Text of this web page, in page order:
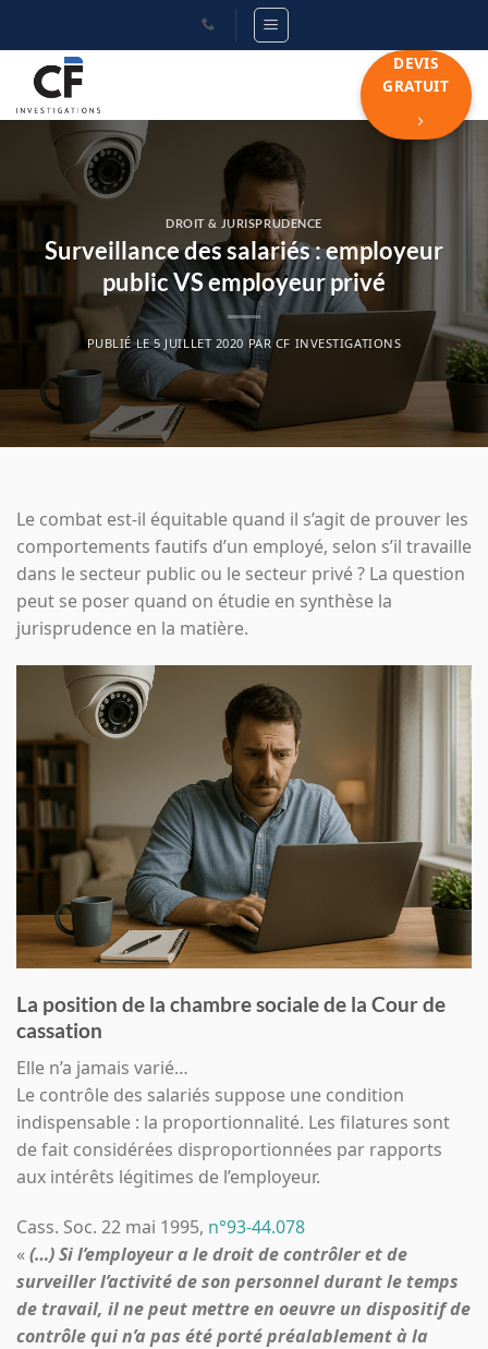
contenu
DEVIS
GRATUIT
DROIT & JURISPRUDENCE
Surveillance des salariés : employeur
public VS employeur privé
PUBLIÉ LE5 JUILLET 2020 PARCF INVESTIGATIONS
Le combat est-il équitable quand il s’agit de prouver les
comportements fautifs d’un employé, selon s’il travaille
dans le secteur public ou le secteur privé ? La question
peut se poser quand on étudie en synthèse la
jurisprudence en la matière.
La position de la chambre sociale de la Cour de
cassation
Elle n’a jamais varié…
Le contrôle des salariés suppose une condition
indispensable : la proportionnalité. Les filatures sont
de fait considérées disproportionnées par rapports
aux intérêts légitimes de l’employeur.
Cass. Soc. 22 mai 1995, n°93-44.078
«(…) Si l’employeur a le droit de contrôler et de
surveiller l’activité de son personnel durant le temps
de travail, il ne peut mettre en oeuvre un dispositif de
contrôle qui n’a pas été porté préalablement à la